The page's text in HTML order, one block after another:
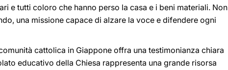
e tutti coloro che hanno perso la casa e i beni materiali. Non
una missione capace di alzare la voce e difendere ogni
cattolica in Giappone offra una testimonianza chiara
educativo della Chiesa rappresenta una grande risorsa